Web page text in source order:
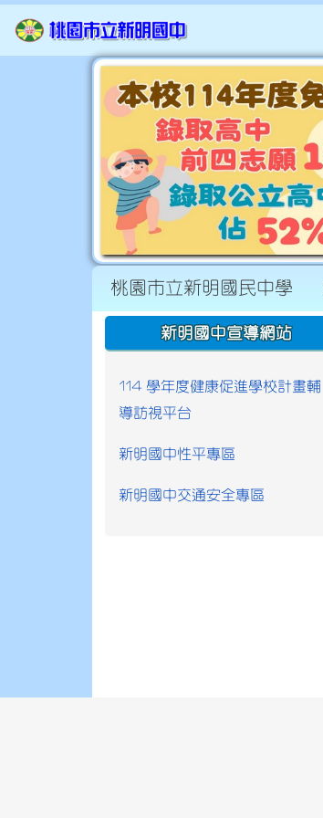
桃園市立新明國民中學
:::
新明國中宣導網站
114 學年度健康促進學校計畫輔
導訪視平台
新明國中性平專區
新明國中交通安全專區